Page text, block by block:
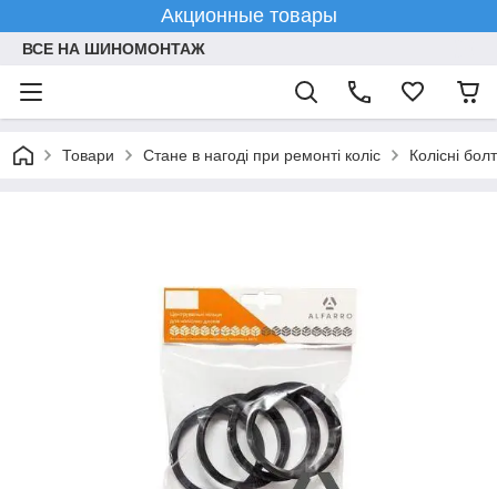
Акционные товары
ВСЕ НА ШИНОМОНТАЖ
Товари Стане в нагоді при ремонті коліс Колісні